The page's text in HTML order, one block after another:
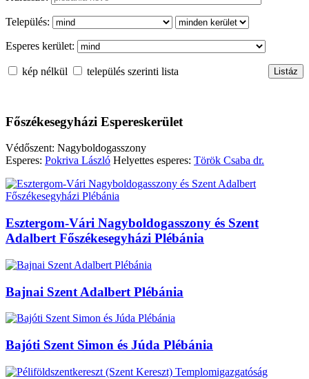
Település:
Esperes kerület:
kép nélkül település szerinti lista
Főszékesegyházi Espereskerület
Védőszent: Nagyboldogasszony
Esperes: Pokriva László Helyettes esperes: Török Csaba dr.
Esztergom-Vári Nagyboldogasszony és Szent
Adalbert Főszékesegyházi Plébánia
Bajnai Szent Adalbert Plébánia
Bajóti Szent Simon és Júda Plébánia